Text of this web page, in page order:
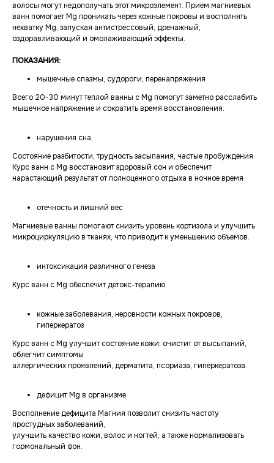
волосы могут недополучать этот микроэлемент. Прием магниевых
ванн помогает Мg проникать через кожные покровы и восполнять
нехватку Mg, запуская антистрессовый, дренажный,
оздоравливающий и омолаживающий эффекты.
ПОКАЗАНИЯ:
мышечные спазмы, судороги, перенапряжения
Всего 20-30 минут теплой ванны с Mg помогут заметно расслабить
мышечное напряжение и сократить время восстановления.
нарушения сна
Состояние разбитости, трудность засыпания, частые пробуждения.
Курс ванн с Mg восстановит здоровый сон и обеспечит
нарастающий результат от полноценного отдыха в ночное время
отечность и лишний вес
Магниевые ванны помогают снизить уровень кортизола и улучшить
микроциркуляцию в тканях, что приводит к уменьшению объемов.
интоксикация различного генеза
Курс ванн с Mg обеспечит детокс-терапию
кожные заболевания, неровности кожных покровов,
гиперкератоз
Курс ванн с Mg улучшит состояние кожи: очистит от высыпаний,
облегчит симптомы
аллергических проявлений, дерматита, псориаза, гиперкератоза.
дефицит Mg в организме
Восполнение дефицита Магния позволит снизить частоту
простудных заболеваний,
улучшить качество кожи, волос и ногтей, а также нормализовать
гормональный фон.